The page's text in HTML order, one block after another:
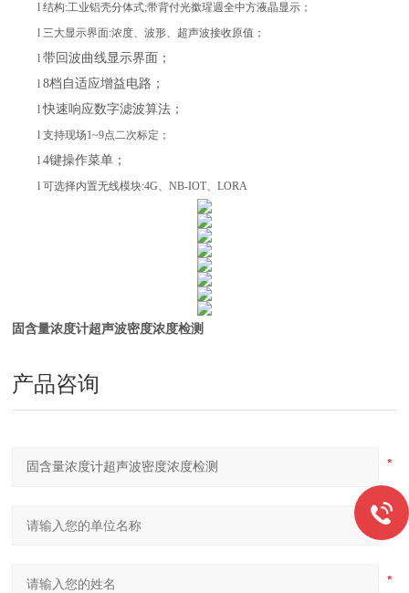
l 结构:工业铝壳分体式;带背付光撳瑆週全中方液晶显示；
l三大显示界面:浓度、波形、超声波接收原值；
l带回波曲线显示界面；
l8档自适应增益电路；
l快速响应数字滤波算法；
l支持现场1~9点二次标定；
l4键操作菜单；
l可选择内置无线模块:4G、NB-IOT、LORA
固含量浓度计超声波密度浓度检测
产品咨询